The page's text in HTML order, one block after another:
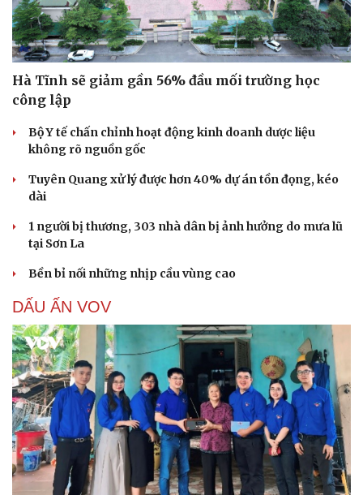
Hà Tĩnh sẽ giảm gần 56% đầu mối trường học
công lập
Bộ Y tế chấn chỉnh hoạt động kinh doanh dược liệu
không rõ nguồn gốc
Tuyên Quang xử lý được hơn 40% dự án tồn đọng, kéo
dài
1 người bị thương, 303 nhà dân bị ảnh hưởng do mưa lũ
tại Sơn La
Bền bỉ nối những nhịp cầu vùng cao
DẤU ẤN VOV